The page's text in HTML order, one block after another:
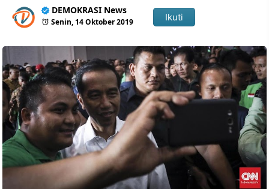
DEMOKRASI News
Senin, 14 Oktober 2019 Ikuti